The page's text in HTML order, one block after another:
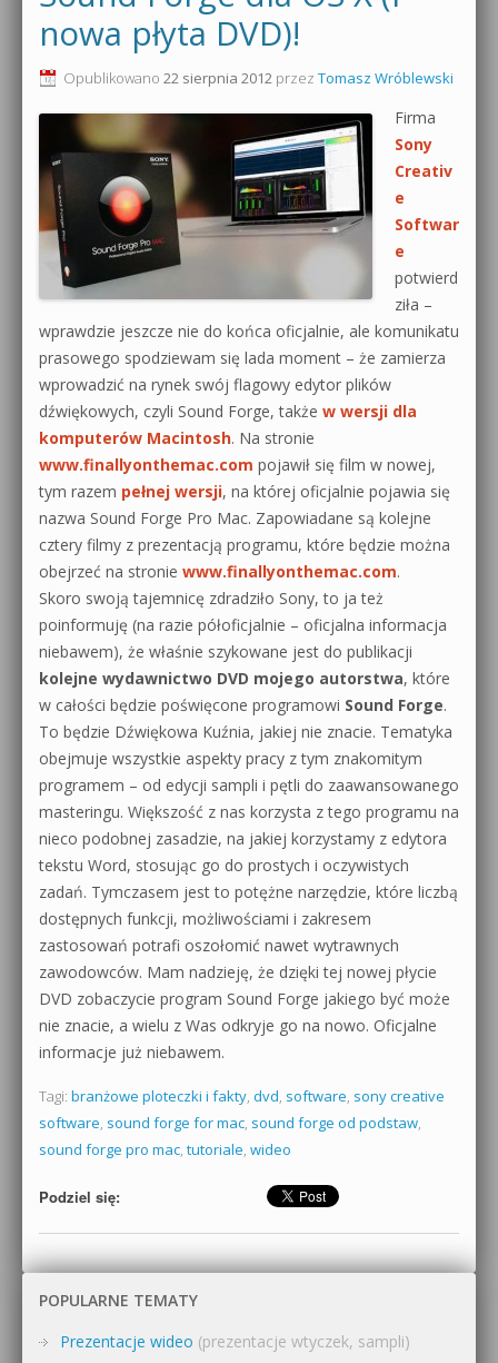
Produkcja muzyczna od podstaw
Sound Forge od podstaw
Dubstep z syntezatorem Massive
Kontakt 5 Kompendium
Pakiety
0dB.pl - informacje
Newsletter
Materiały dla mediów
Archiwum aktualności
Polityka prywatności
Regulamin
Działanie sklepu internetowego
Wyszukiwanie
nowa płyta DVD)!
Opublikowano 22 sierpnia 2012 przez Tomasz Wróblewski
Firma
Sony
Creativ
e
Softwar
e
potwierd
ziła –
wprawdzie jeszcze nie do końca oficjalnie, ale komunikatu
prasowego spodziewam się lada moment – że zamierza
wprowadzić na rynek swój flagowy edytor plików
dźwiękowych, czyli Sound Forge, także w wersji dla
komputerów Macintosh. Na stronie
www.finallyonthemac.com pojawił się film w nowej,
tym razem pełnej wersji, na której oficjalnie pojawia się
nazwa Sound Forge Pro Mac. Zapowiadane są kolejne
cztery filmy z prezentacją programu, które będzie można
obejrzeć na stronie www.finallyonthemac.com.
Skoro swoją tajemnicę zdradziło Sony, to ja też
poinformuję (na razie półoficjalnie – oficjalna informacja
niebawem), że właśnie szykowane jest do publikacji
kolejne wydawnictwo DVD mojego autorstwa, które
w całości będzie poświęcone programowi Sound Forge.
To będzie Dźwiękowa Kuźnia, jakiej nie znacie. Tematyka
obejmuje wszystkie aspekty pracy z tym znakomitym
programem – od edycji sampli i pętli do zaawansowanego
masteringu. Większość z nas korzysta z tego programu na
nieco podobnej zasadzie, na jakiej korzystamy z edytora
tekstu Word, stosując go do prostych i oczywistych
zadań. Tymczasem jest to potężne narzędzie, które liczbą
dostępnych funkcji, możliwościami i zakresem
zastosowań potrafi oszołomić nawet wytrawnych
zawodowców. Mam nadzieję, że dzięki tej nowej płycie
DVD zobaczycie program Sound Forge jakiego być może
nie znacie, a wielu z Was odkryje go na nowo. Oficjalne
informacje już niebawem.
Tagi: branżowe ploteczki i fakty, dvd, software, sony creative
software, sound forge for mac, sound forge od podstaw,
sound forge pro mac, tutoriale, wideo
Podziel się:
POPULARNE TEMATY
Prezentacje wideo (prezentacje wtyczek, sampli)